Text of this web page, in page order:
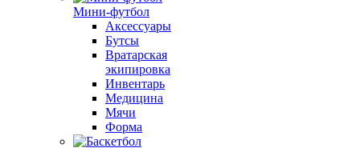
Мини-футбол
Аксессуары
Бутсы
Вратарская
экипировка
Инвентарь
Медицина
Мячи
Форма